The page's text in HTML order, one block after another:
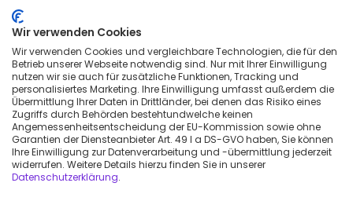
Wir konnten leider keine verfügbaren
Wohnungen in dieser Kollektion
finden
Wir verwenden Cookies
Wir verwenden Cookies und vergleichbare Technologien, die für den
Betrieb unserer Webseite notwendig sind. Nur mit Ihrer Einwilligung
nutzen wir sie auch für zusätzliche Funktionen, Tracking und
personalisiertes Marketing. Ihre Einwilligung umfasst außerdem die
Übermittlung Ihrer Daten in Drittländer, bei denen das Risiko eines
Zugriffs durch Behörden bestehtundwelche keinen
Angemessenheitsentscheidung der EU-Kommission sowie ohne
Garantien der Diensteanbieter Art. 49 I a DS-GVO haben, Sie können
Ihre Einwilligung zur Datenverarbeitung und -übermittlung jederzeit
widerrufen. Weitere Details hierzu finden Sie in unserer
Datenschutzerklärung.